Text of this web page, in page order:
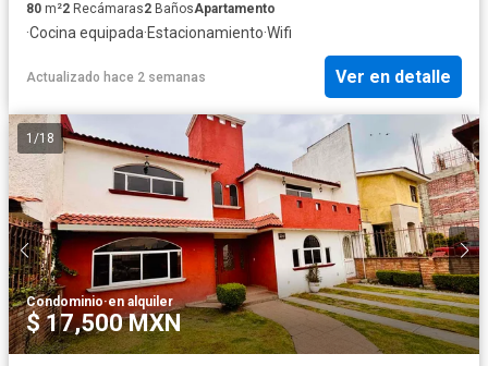
80 m²2 Recámaras2 BañosApartamento
·Cocina equipada·Estacionamiento·Wifi
Actualizado hace 2 semanas Ver en detalle
1 /18
Condominio·en alquiler
$ 17,500 MXN